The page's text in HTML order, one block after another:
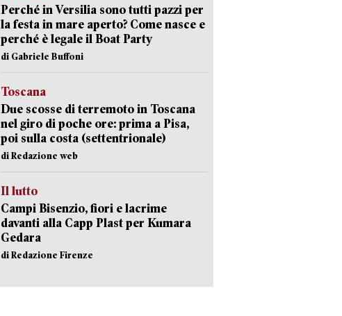
Perché in Versilia sono tutti pazzi per
la festa in mare aperto? Come nasce e
perché è legale il Boat Party
di Gabriele Buffoni
Toscana
Due scosse di terremoto in Toscana
nel giro di poche ore: prima a Pisa,
poi sulla costa (settentrionale)
di Redazione web
Il lutto
Campi Bisenzio, fiori e lacrime
davanti alla Capp Plast per Kumara
Gedara
di Redazione Firenze